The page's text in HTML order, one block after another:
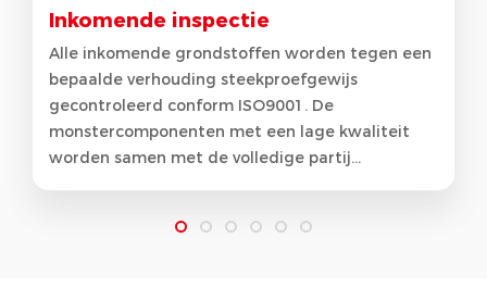
Inkomende inspectie
Alle inkomende grondstoffen worden tegen een
bepaalde verhouding steekproefgewijs
gecontroleerd conform ISO9001. De
monstercomponenten met een lage kwaliteit
worden samen met de volledige partij